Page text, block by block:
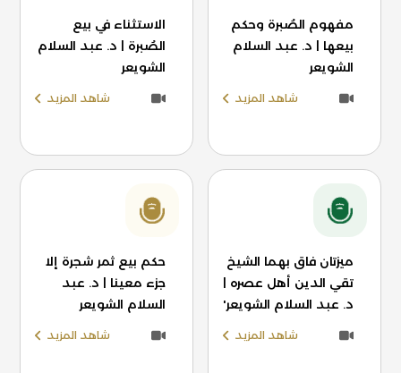
مفهوم الصُبرة وحكم
بيعها | د. عبد السلام
الشويعر
شاهد المزيد
الاستثناء في بيع
الصُبرة | د. عبد السلام
الشويعر
شاهد المزيد
ميزتان فاق بهما الشيخ
تقي الدين أهل عصره |
د. عبد السلام الشويعر'
شاهد المزيد
حكم بيع ثمر شجرة إلا
جزء معينا | د. عبد
السلام الشويعر
شاهد المزيد